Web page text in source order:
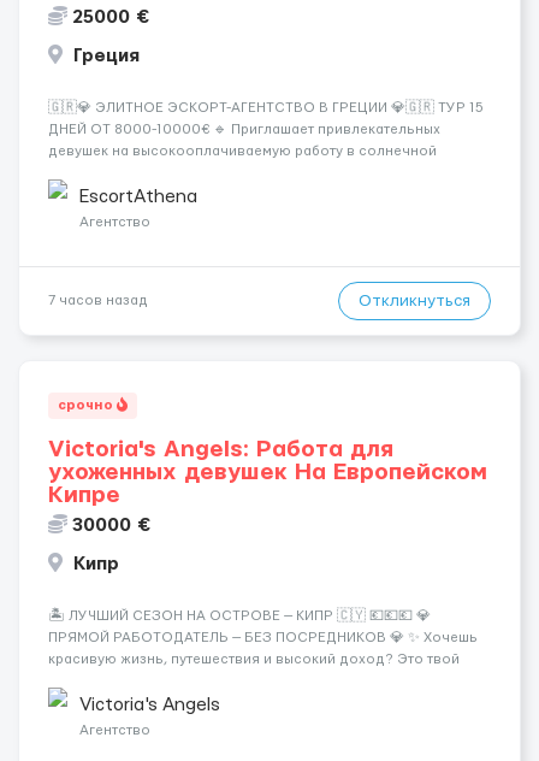
25000 €
Греция
🇬🇷💎 ЭЛИТНОЕ ЭСКОРТ-АГЕНТСТВО В ГРЕЦИИ 💎🇬🇷 ТУР 15
ДНЕЙ ОТ 8000-10000€ 🔹 Приглашает привлекательных
девушек на высокооплачиваемую работу в солнечной
хорошие деньги 💶 — это предложение для тебя! 🔹
Требования: ✔️ Возраст от ...
EscortAthena
Агентство
7 часов назад Откликнуться
срочно
Victoria's Angels: Работа для
ухоженных девушек На Европейском
Кипре
30000 €
Кипр
🏝️ ЛУЧШИЙ СЕЗОН НА ОСТРОВЕ — КИПР 🇨🇾 💶💶💶 💎
ПРЯМОЙ РАБОТОДАТЕЛЬ — БЕЗ ПОСРЕДНИКОВ 💎 ✨ Хочешь
красивую жизнь, путешествия и высокий доход? Это твой
Опытная команда с годами практики — Стабильный поток
клиентов (без ...
Victoria's Angels
Агентство